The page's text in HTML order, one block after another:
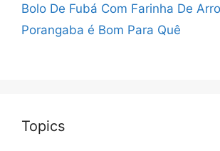
Bolo De Fubá Com Farinha De
Porangaba é Bom Para Quê
Topics